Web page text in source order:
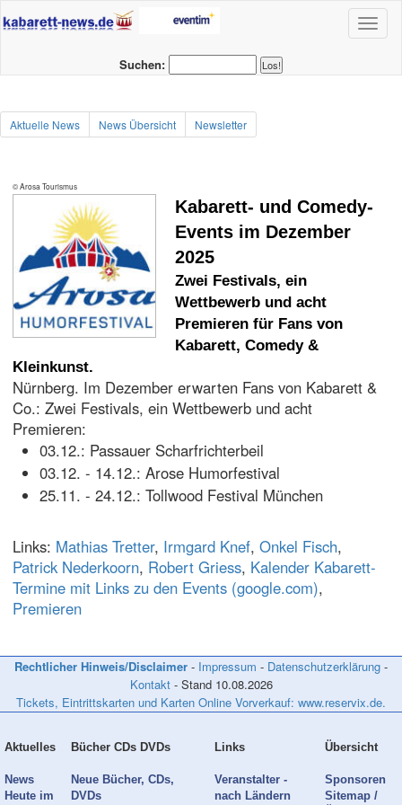
Suchen:
Aktuelle News News Übersicht Newsletter
© Arosa Tourismus
Kabarett- und Comedy-
Events im Dezember
2025
Zwei Festivals, ein
Wettbewerb und acht
Premieren für Fans von
Kabarett, Comedy &
Kleinkunst.
Nürnberg. Im Dezember erwarten Fans von Kabarett &
Co.: Zwei Festivals, ein Wettbewerb und acht
Premieren:
03.12.: Passauer Scharfrichterbeil
03.12. - 14.12.: Arose Humorfestival
25.11. - 24.12.: Tollwood Festival München
Links: Mathias Tretter, Irmgard Knef, Onkel Fisch,
Patrick Nederkoorn, Robert Griess, Kalender Kabarett-
Termine mit Links zu den Events (google.com),
Premieren
Rechtlicher Hinweis/Disclaimer - Impressum - Datenschutzerklärung -
Kontakt- Stand 10.08.2026
Tickets, Eintrittskarten und Karten Online Vorverkauf: www.reservix.de.
Aktuelles
News
Heute im
Bücher CDs DVDs
Neue Bücher, CDs,
DVDs
Links
Veranstalter -
nach Ländern
Übersicht
Sponsoren
Sitemap /